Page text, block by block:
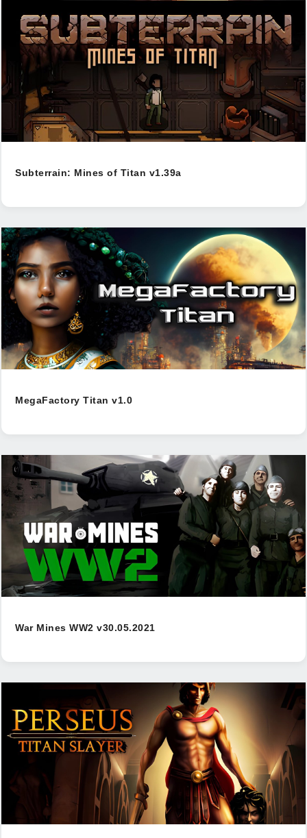
Subterrain: Mines of Titan v1.39a
MegaFactory Titan v1.0
War Mines WW2 v30.05.2021